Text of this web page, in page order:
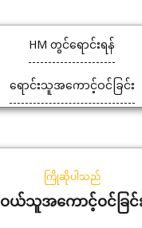
HM တွင်ရောင်းရန်
ရောင်းသူအကောင့်ဝင်ခြင်း
ကြိုဆိုပါသည်
ဝယ်သူအကောင့်ဝင်ခြင်